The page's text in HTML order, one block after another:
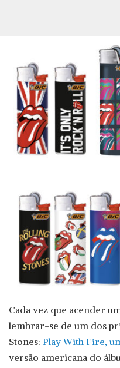
Cada vez que acender
lembrar-se de um dos
Stones: Play With Fire,
versão americana do